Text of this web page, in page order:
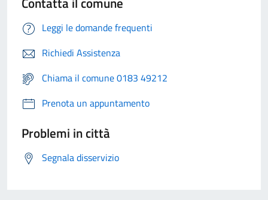
Leggi le domande frequenti
Richiedi Assistenza
Chiama il comune 0183 49212
Prenota un appuntamento
Problemi in città
Segnala disservizio